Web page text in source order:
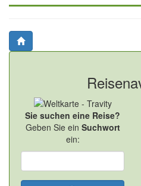
Sie suchen eine Reise?
Geben Sie ein Suchwort
ein: